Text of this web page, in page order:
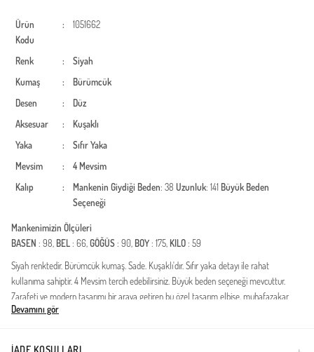
Ürün
Kodu
: 1051662
Renk :
Siyah
Kumaş
:
Bürümcük
Desen
:
Düz
Aksesuar
:
Kuşaklı
Yaka
:
Sıfır Yaka
Mevsim
:
4 Mevsim
Kalıp
: Mankenin Giydiği Beden: 38 Uzunluk: 141 Büyük Beden
Seçeneği
Mankenimizin Ölçüleri
BASEN : 98, BEL: 66,GÖĞÜS: 90, BOY: 175, KILO: 59
Siyah renktedir. Bürümcük kumaş. Sade. Kuşaklı'dır. Sıfır yaka detayı ile rahat
kullanıma sahiptir. 4 Mevsim tercih edebilirsiniz. Büyük beden seçeneği mevcuttur.
Zarafeti ve modern tasarımı bir araya getiren bu özel tasarım elbise, muhafazakar
giyim dünyasında fark yaratmak isteyen kadınlar için özenle hazırlandı. Polyester
koruyan bir şıklık sunar. Bel kısmındaki büzgü detayı, silüetinizi zarifçe vurgularken,
Devamını gör
İADE KOŞULLARI